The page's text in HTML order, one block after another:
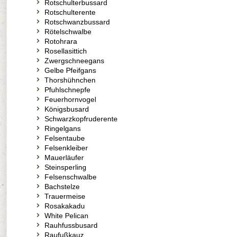
Rotschulterbussard
Rotschulterente
Rotschwanzbussard
Rötelschwalbe
Rotohrara
Rosellasittich
Zwergschneegans
Gelbe Pfeifgans
Thorshühnchen
Pfuhlschnepfe
Feuerhornvogel
Königsbusard
Schwarzkopfruderente
Ringelgans
Felsentaube
Felsenkleiber
Mauerläufer
Steinsperling
Felsenschwalbe
Bachstelze
Trauermeise
Rosakakadu
White Pelican
Rauhfussbusard
Raufußkauz